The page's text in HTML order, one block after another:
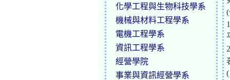
化學工程與生物科技學系
機械與材料工程學系
電機工程學系
資訊工程學系
經營學院
事業與資訊經營學系